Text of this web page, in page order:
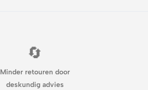
🔄
Minder retouren door
deskundig advies